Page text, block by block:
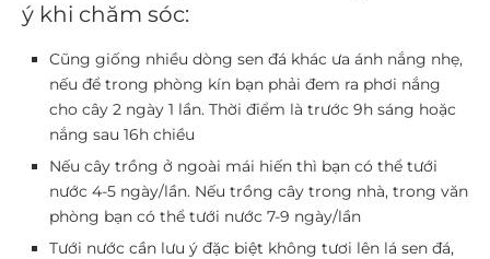
ý khi chăm sóc:
Cũng giống nhiều dòng sen đá khác ưa ánh nắng nhẹ,
nếu để trong phòng kín bạn phải đem ra phơi nắng
cho cây 2 ngày 1 lần. Thời điểm là trước 9h sáng hoặc
nắng sau 16h chiều
Nếu cây trồng ở ngoài mái hiến thì bạn có thể tưới
nước 4-5 ngày/lần. Nếu trồng cây trong nhà, trong văn
phòng bạn có thể tưới nước 7-9 ngày/lần
Tưới nước cần lưu ý đặc biệt không tươi lên lá sen đá,